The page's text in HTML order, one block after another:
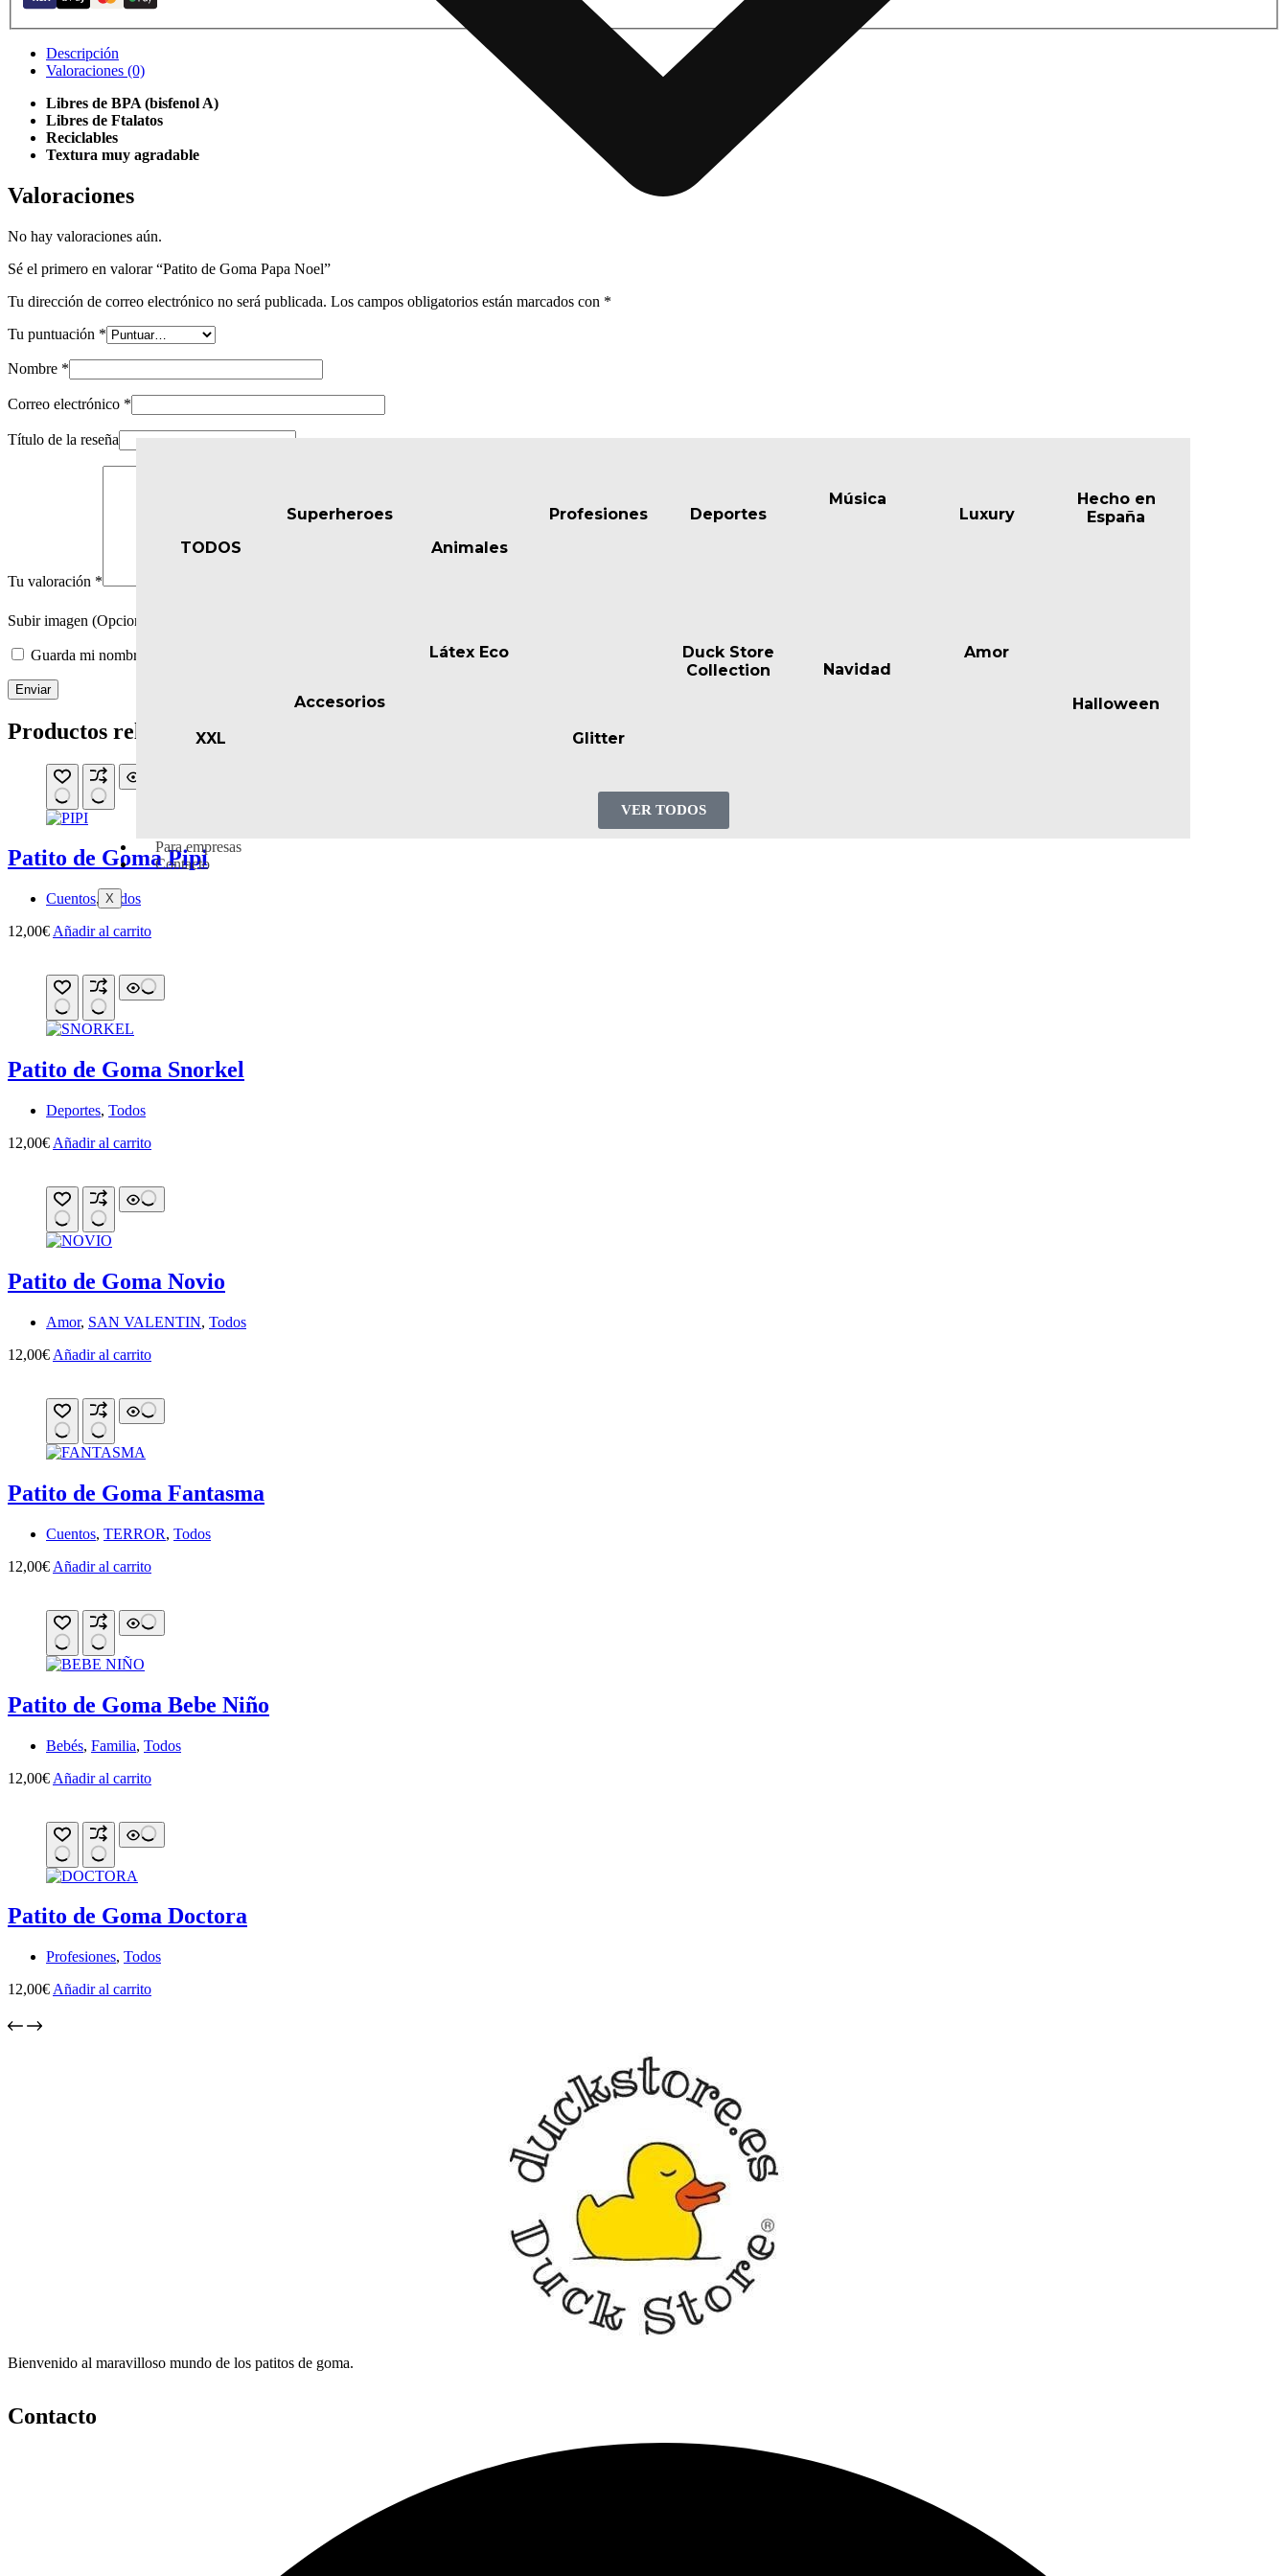
TODOS
Superheroes
Animales
Profesiones Deportes
Música
Luxury
Hecho en
España
XXL
Accesorios
Látex Eco
Glitter
Duck Store
Collection
Navidad
Amor
Halloween
VER TODOS
Para empresas
Contacto
X
Descripción
Valoraciones (0)
Libres de BPA (bisfenol A)
Libres de Ftalatos
Reciclables
Textura muy agradable
Valoraciones
No hay valoraciones aún.
Sé el primero en valorar “Patito de Goma Papa Noel”
Tu dirección de correo electrónico no será publicada. Los campos obligatorios están marcados con *
Tu puntuación *
Nombre *
Correo electrónico *
Título de la reseña
Tu valoración *
Subir imagen (Opcional)
Guarda mi nombre, correo electrónico y web en este navegador para la próxima vez que comente.
Enviar
Productos relacionados
Patito de Goma Pipi
Cuentos, Todos
12,00€ Añadir al carrito
Patito de Goma Snorkel
Deportes, Todos
12,00€ Añadir al carrito
Patito de Goma Novio
Amor, SAN VALENTIN, Todos
12,00€ Añadir al carrito
Patito de Goma Fantasma
Cuentos, TERROR, Todos
12,00€ Añadir al carrito
Patito de Goma Bebe Niño
Bebés, Familia, Todos
12,00€ Añadir al carrito
Patito de Goma Doctora
Profesiones, Todos
12,00€ Añadir al carrito
Bienvenido al maravilloso mundo de los patitos de goma.
Contacto